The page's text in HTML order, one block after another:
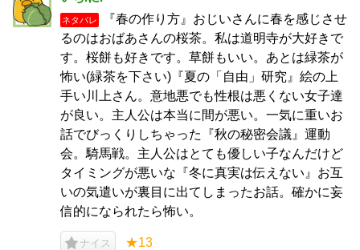
ネタバレ
『春の作り方』おじいさんに春を感じさせ
るのはおばあさんの桜茶。私は道明寺が大好きで
す。桜餅も好きです。草餅もいい。あとは緑茶が
怖い(緑茶を下さい)『夏の「自由」研究』絵の上
手い川上さん。意地悪でも性根は悪くない女子達
が良い。主人公は本当に間が悪い。一気に重いお
話でびっくりしちゃった『秋の秘密会議』運動
会。騎馬戦。主人公はとても優しい子なんだけど
タイミングが悪いな『冬に真実は伝えない』お互
いの気遣いが裏目に出てしまったお話。確かに妄
信的になられたら怖い。
ナイス ★13